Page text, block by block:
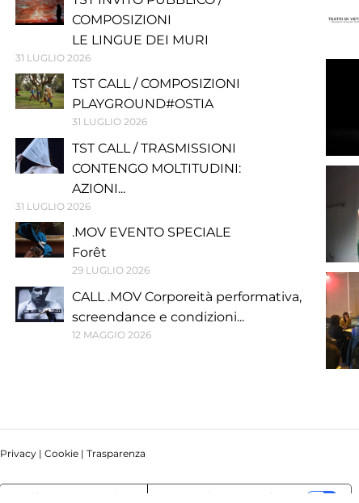
COMPOSIZIONI
LE LINGUE DEI MURI
31 LUGLIO 2026
TST CALL / COMPOSIZIONI
PLAYGROUND#OSTIA
31 LUGLIO 2026
TST CALL / TRASMISSIONI
CONTENGO MOLTITUDINI:
AZIONI...
31 LUGLIO 2026
.MOV EVENTO SPECIALE
Forêt
29 LUGLIO 2026
CALL .MOV Corporeità performativa,
screendance e condizioni...
12 MAGGIO 2026
Privacy | Cookie | Trasparenza
Notice at collection Your Privacy Choices